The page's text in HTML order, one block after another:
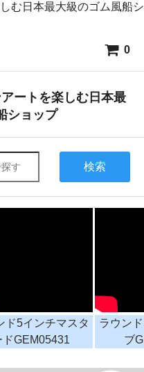
む日本最大級のゴム風船シ
0
ートを楽しむ日本最
ショップ
検索
ド5インチマスタ
ドGEM05431
ラウン
ブ